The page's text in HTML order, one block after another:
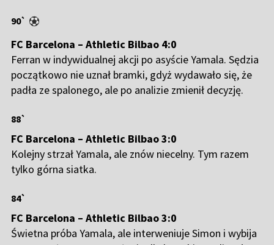
90`
FC Barcelona – Athletic Bilbao 4:0
Ferran w indywidualnej akcji po asyście Yamala. Sędzia
początkowo nie uznał bramki, gdyż wydawało się, że
padła ze spalonego, ale po analizie zmienił decyzję.
88`
FC Barcelona – Athletic Bilbao 3:0
Kolejny strzał Yamala, ale znów niecelny. Tym razem
tylko górna siatka.
84`
FC Barcelona – Athletic Bilbao 3:0
Świetna próba Yamala, ale interweniuje Simon i wybija